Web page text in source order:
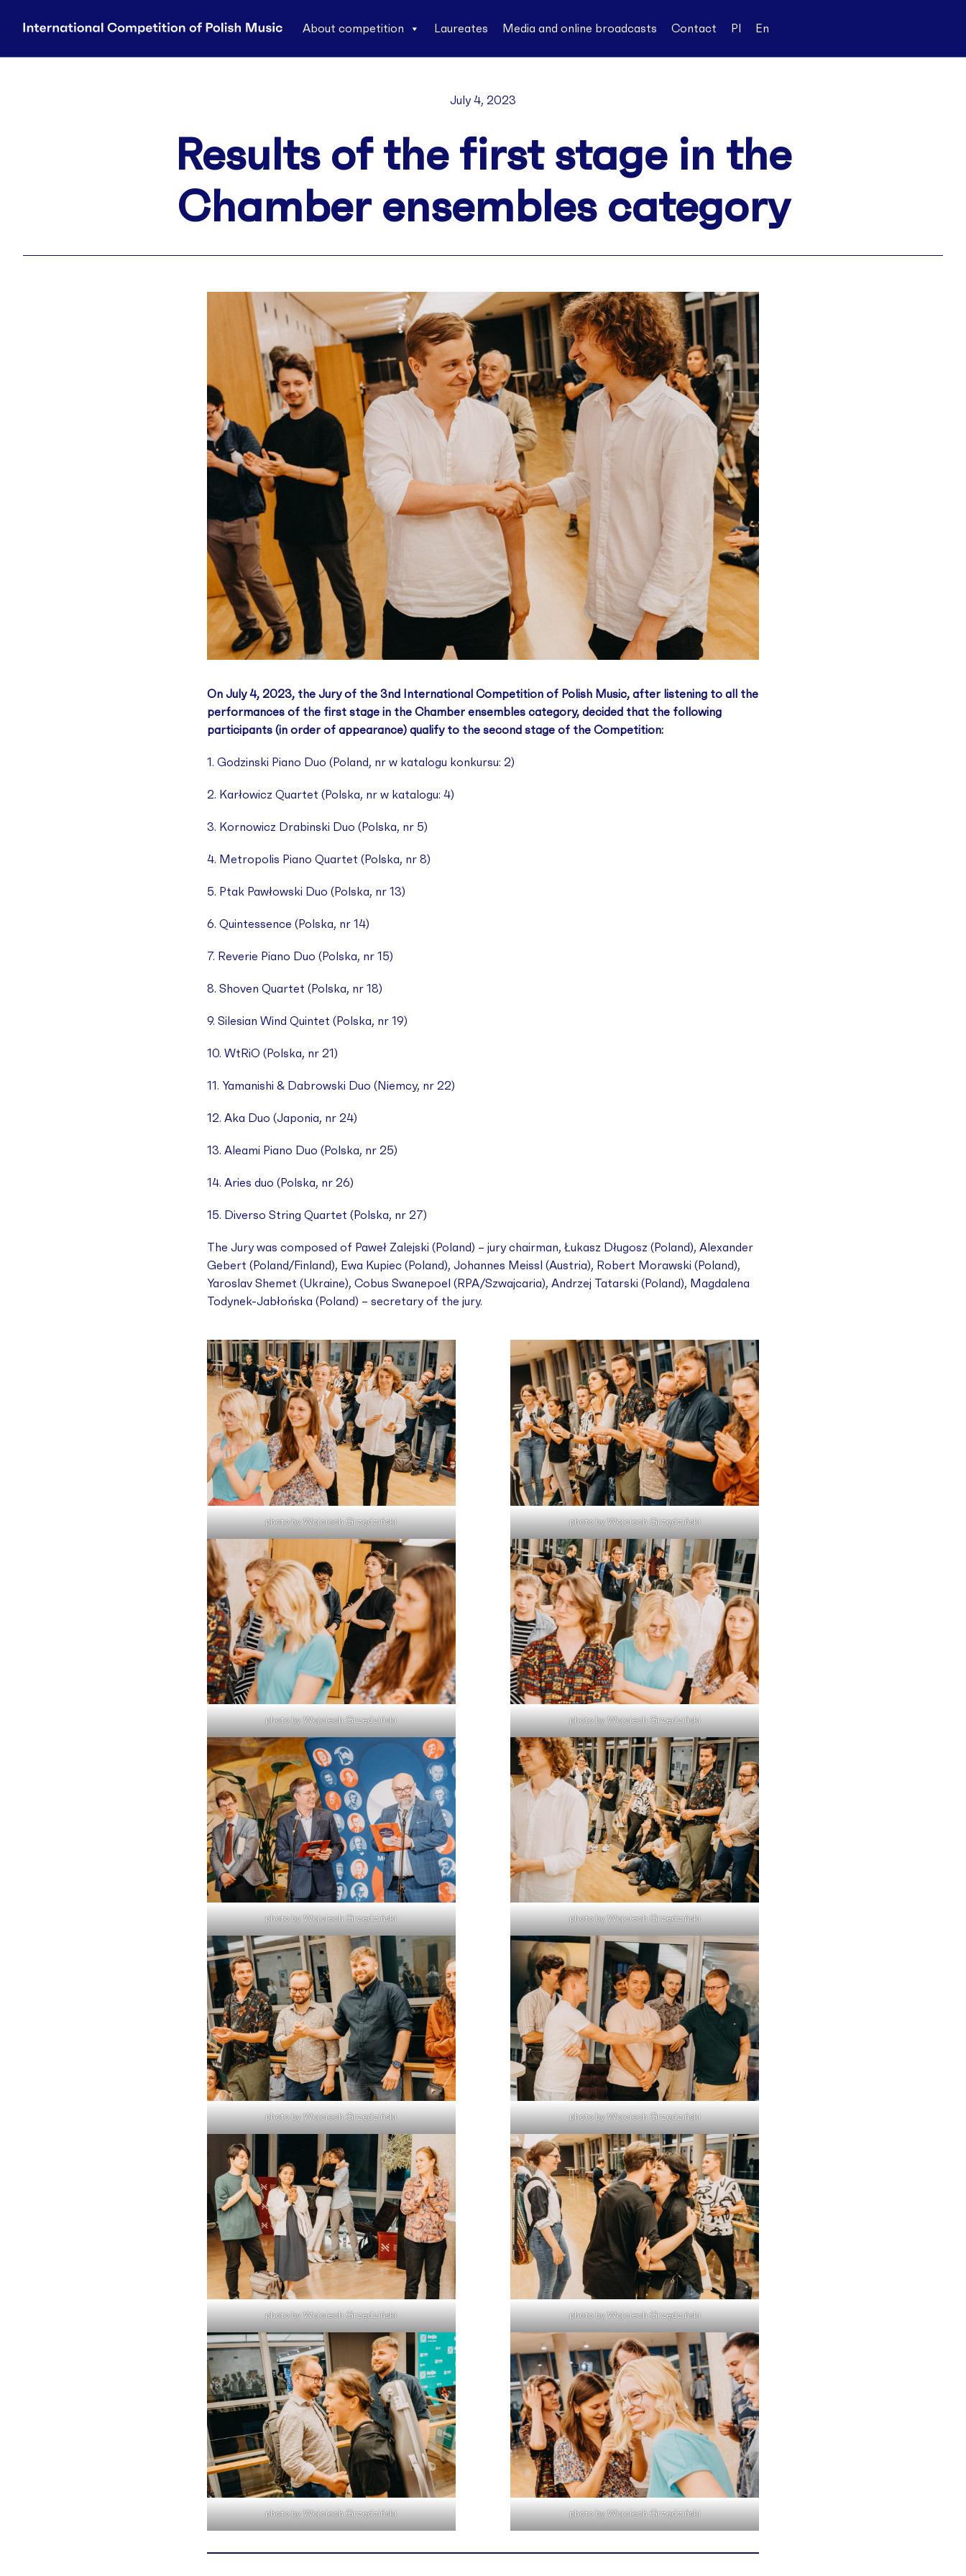
About competition Laureates Media and online broadcasts Contact Pl En
July 4, 2023
Results of the first stage in the
Chamber ensembles category
On July 4, 2023, the Jury of the 3nd International Competition of Polish Music, after listening to all the
performances of the first stage in the Chamber ensembles category, decided that the following
participants (in order of appearance) qualify to the second stage of the Competition:
1. Godzinski Piano Duo (Poland, nr w katalogu konkursu: 2)
2. Karłowicz Quartet (Polska, nr w katalogu: 4)
3. Kornowicz Drabinski Duo (Polska, nr 5)
4. Metropolis Piano Quartet (Polska, nr 8)
5. Ptak Pawłowski Duo (Polska, nr 13)
6. Quintessence (Polska, nr 14)
7. Reverie Piano Duo (Polska, nr 15)
8. Shoven Quartet (Polska, nr 18)
9. Silesian Wind Quintet (Polska, nr 19)
10. WtRiO (Polska, nr 21)
11. Yamanishi & Dabrowski Duo (Niemcy, nr 22)
12. Aka Duo (Japonia, nr 24)
13. Aleami Piano Duo (Polska, nr 25)
14. Aries duo (Polska, nr 26)
15. Diverso String Quartet (Polska, nr 27)
The Jury was composed of Paweł Zalejski (Poland) – jury chairman, Łukasz Długosz (Poland), Alexander
Gebert (Poland/Finland), Ewa Kupiec (Poland), Johannes Meissl (Austria), Robert Morawski (Poland),
Yaroslav Shemet (Ukraine), Cobus Swanepoel (RPA/Szwajcaria), Andrzej Tatarski (Poland), Magdalena
Todynek-Jabłońska (Poland) – secretary of the jury.
photo by Wojciech Grzędziński photo by Wojciech Grzędziński
photo by Wojciech Grzędziński photo by Wojciech Grzędziński
photo by Wojciech Grzędziński photo by Wojciech Grzędziński
photo by Wojciech Grzędziński photo by Wojciech Grzędziński
photo by Wojciech Grzędziński photo by Wojciech Grzędziński
photo by Wojciech Grzędziński photo by Wojciech Grzędziński